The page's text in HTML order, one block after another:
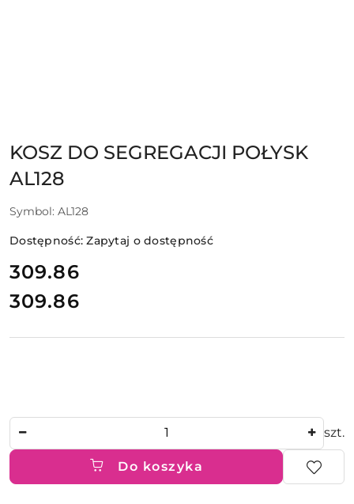
KOSZ DO SEGREGACJI POŁYSK
AL128
Symbol: AL128
Dostępność:Zapytaj o dostępność
cena:
309.86
Cena:
309.86
szt.
Do koszyka